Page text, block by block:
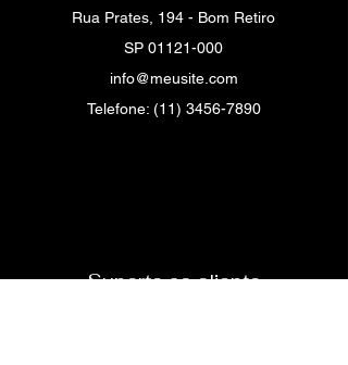
Rua Prates, 194 - Bom Retiro
SP 01121-000
info@meusite.com
Telefone: (11) 3456-7890
Suporte ao cliente